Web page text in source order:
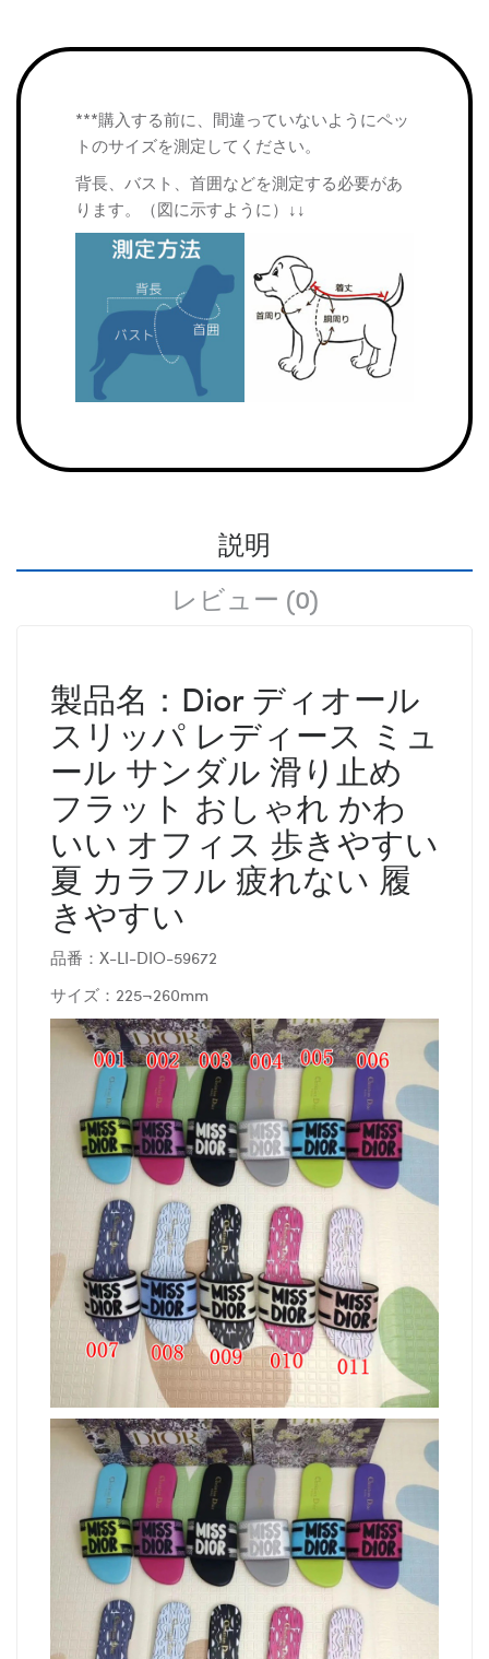
***購入する前に、間違っていないようにペッ
トのサイズを測定してください。
背長、バスト、首囲などを測定する必要があ
ります。（図に示すように）↓↓
説明
レビュー (0)
製品名：Dior ディオール
スリッパ レディース ミュ
ール サンダル 滑り止め
フラット おしゃれ かわ
いい オフィス 歩きやすい
夏 カラフル 疲れない 履
きやすい
品番：X-LI-DIO-59672
サイズ：225¬260mm